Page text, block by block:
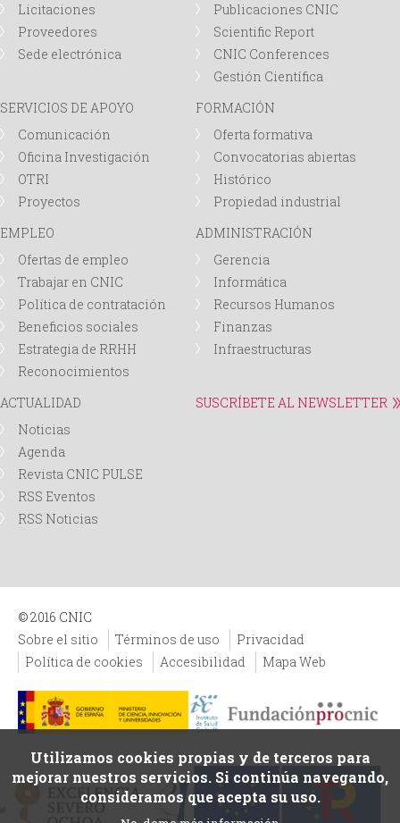
Licitaciones
Proveedores
Sede electrónica
Publicaciones CNIC
Scientific Report
CNIC Conferences
Gestión Científica
SERVICIOS DE APOYO
Comunicación
Oficina Investigación
OTRI
Proyectos
FORMACIÓN
Oferta formativa
Convocatorias abiertas
Histórico
Propiedad industrial
EMPLEO
Ofertas de empleo
Trabajar en CNIC
Política de contratación
Beneficios sociales
Estrategia de RRHH
Reconocimientos
ADMINISTRACIÓN
Gerencia
Informática
Recursos Humanos
Finanzas
Infraestructuras
ACTUALIDAD
Noticias
Agenda
Revista CNIC PULSE
RSS Eventos
RSS Noticias
SUSCRÍBETE AL NEWSLETTER
© 2016 CNIC
Sobre el sitio
Términos de uso
Privacidad
Política de cookies
Accesibilidad Mapa Web
Utilizamos cookies propias y de terceros para
mejorar nuestros servicios. Si continúa navegando,
consideramos que acepta su uso.